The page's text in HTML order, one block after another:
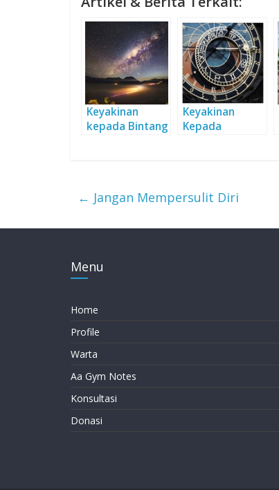
Keyakinan
kepada Bintang
Keyakinan
Kepada
← Jangan Mempersulit Diri
Menu
Home
Profile
Warta
Aa Gym Notes
Konsultasi
Donasi